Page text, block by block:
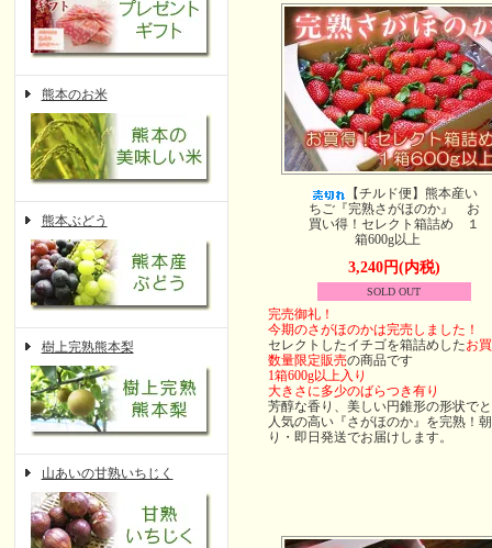
熊本のお米
熊本ぶどう
樹上完熟熊本梨
山あいの甘熟いちじく
【チルド便】熊本産い
ちご『完熟さがほのか』 お
買い得！セレクト箱詰め １
箱600g以上
3,240円(内税)
SOLD OUT
完売御礼！
今期のさがほのかは完売しました！
セレクトしたイチゴを箱詰めしたお
数量限定販売の商品です
1箱600g以上入り
大きさに多少のばらつき有り
芳醇な香り、美しい円錐形の形状で
人気の高い『さがほのか』を完熟！
り・即日発送でお届けします。